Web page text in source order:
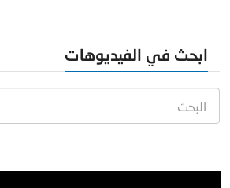
ابحث في الفيديوهات